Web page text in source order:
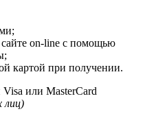
сайте on-line с помощью
картой при получении.
или MasterCard
лиц)